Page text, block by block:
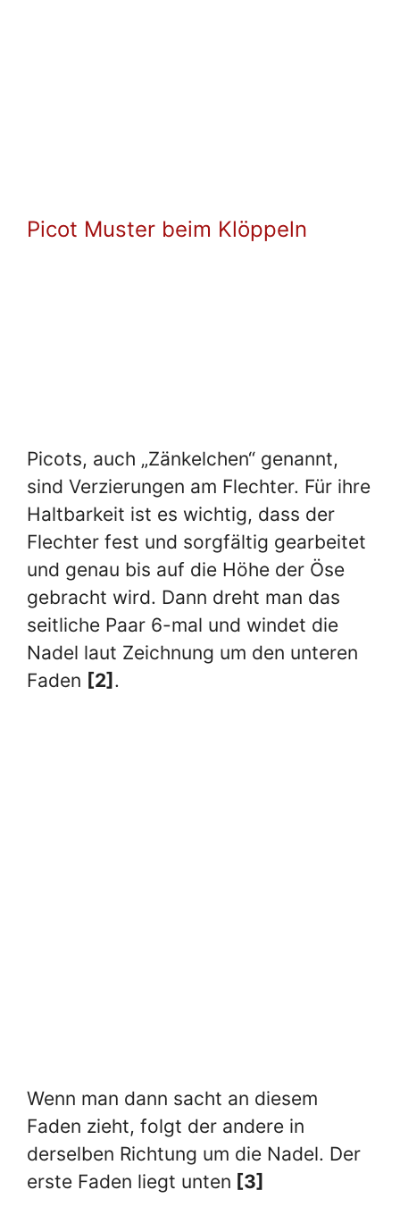
Picot Muster beim Klöppeln
Picots, auch „Zänkelchen“ genannt,
sind Verzierungen am Flechter. Für ihre
Haltbarkeit ist es wichtig, dass der
Flechter fest und sorgfältig gearbeitet
und genau bis auf die Höhe der Öse
gebracht wird. Dann dreht man das
seitliche Paar 6-mal und windet die
Nadel laut Zeichnung um den unteren
Faden [2] .
Wenn man dann sacht an diesem
Faden zieht, folgt der andere in
derselben Richtung um die Nadel. Der
erste Faden liegt unten [3]